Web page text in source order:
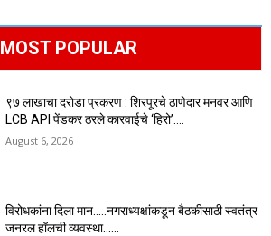
MOST POPULAR
९७ लाखाचा दरोडा प्रकरण : शिरपूरचे ठाणेदार मनवर आणि
LCB API पेंडकर ठरले कारवाईचे ‘हिरो’….
August 6, 2026
विरोधकांना दिला मान…..नगराध्यक्षांकडून बैठकीसाठी स्वतंत्र
जनरल हॉलची व्यवस्था……